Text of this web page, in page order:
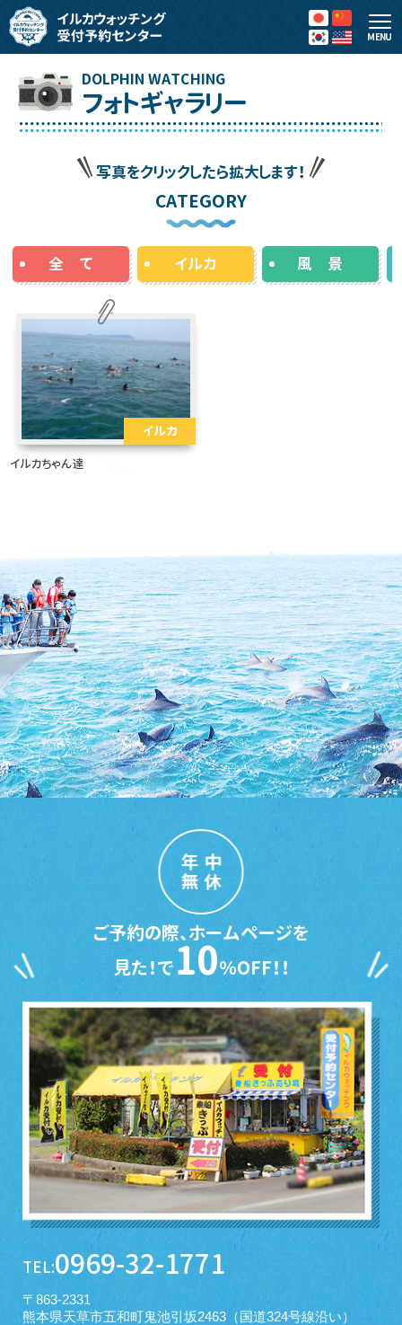
MENU
フォトギャラリー
写真をクリックしたら拡大します！
CATEGORY
全 て イルカ 風 景
イルカ
イルカちゃん達
年中
無休
ご予約の際、ホームページを
見た！で10％OFF！！
TEL:0969-32-1771
〒863-2331
熊本県天草市五和町鬼池引坂2463（国道324号線沿い）